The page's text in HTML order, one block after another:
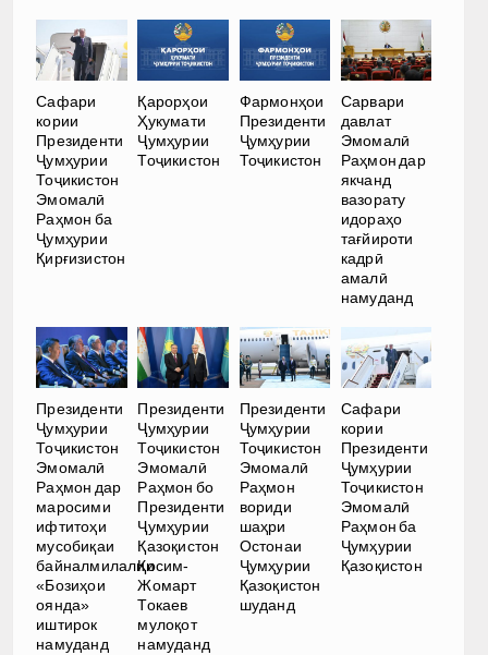
Сафари
кории
Президенти
Ҷумҳурии
Тоҷикистон
Эмомалӣ
Раҳмон ба
Ҷумҳурии
Қирғизистон
Қарорҳои
Ҳукумати
Ҷумҳурии
Тоҷикистон
Фармонҳои
Президенти
Ҷумҳурии
Тоҷикистон
Сарвари
давлат
Эмомалӣ
Раҳмон дар
якчанд
вазорату
идораҳо
тағйироти
кадрӣ
амалӣ
намуданд
Президенти
Ҷумҳурии
Тоҷикистон
Эмомалӣ
Раҳмон дар
маросими
ифтитоҳи
мусобиқаи
байналмилалии
«Бозиҳои
оянда»
иштирок
намуданд
Президенти
Ҷумҳурии
Тоҷикистон
Эмомалӣ
Раҳмон бо
Президенти
Ҷумҳурии
Қазоқистон
Қосим-
Жомарт
Токаев
мулоқот
намуданд
Президенти
Ҷумҳурии
Тоҷикистон
Эмомалӣ
Раҳмон
вориди
шаҳри
Остонаи
Ҷумҳурии
Қазоқистон
шуданд
Сафари
кории
Президенти
Ҷумҳурии
Тоҷикистон
Эмомалӣ
Раҳмон ба
Ҷумҳурии
Қазоқистон